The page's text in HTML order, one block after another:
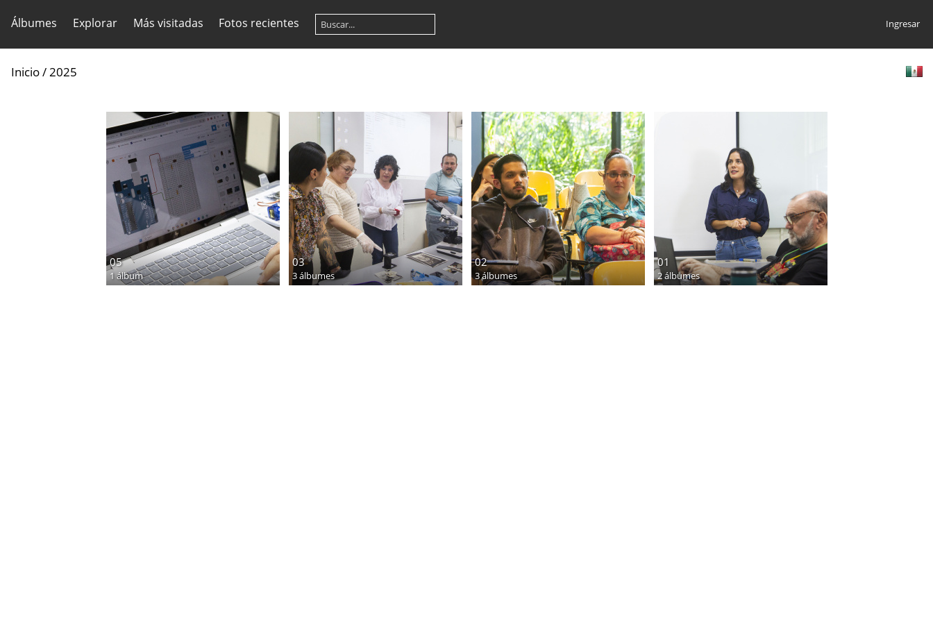
Álbumes Explorar Más visitadas Fotos recientes Ingresar
Inicio/2025
05
1 álbum
03
3 álbumes
02
3 álbumes
01
2 álbumes